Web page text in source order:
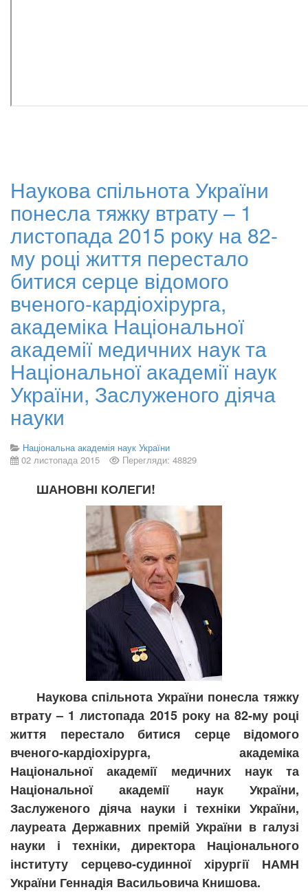
Наукова спільнота України
понесла тяжку втрату – 1
листопада 2015 року на 82-
му році життя перестало
битися серце відомого
вченого-кардіохірурга,
академіка Національної
академії медичних наук та
Національної академії наук
України, Заслуженого діяча
науки
Національна академія наук України
02 листопада 2015
Перегляди: 48829
ШАНОВНІ КОЛЕГИ!
Наукова спільнота України понесла тяжку
втрату – 1 листопада 2015 року на 82-му році
життя перестало битися серце відомого
вченого-кардіохірурга, академіка
Національної академії медичних наук та
Національної академії наук України,
Заслуженого діяча науки і техніки України,
лауреата Державних премій України в галузі
науки і техніки, директора Національного
інституту серцево-судинної хірургії НАМН
України Геннадія Васильовича Книшова.